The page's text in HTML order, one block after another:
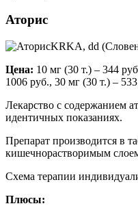
Аторис
KRKA, dd
Цена: 10 мг (30 т.) – 344
1006 руб., 30 мг (30 т.) –
Лекарство с содержанием
идентичных показаниях.
Препарат производится в
кишечнорастворимым
Схема терапии
Плюсы: